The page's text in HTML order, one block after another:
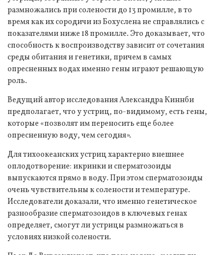
размножались при солености до 13 промилле, в то
время как их сородичи из Бохуслена не справлялись с
показателями ниже 18 промилле. Это доказывает, что
способность к воспроизводству зависит от сочетания
среды обитания и генетики, причем в самых
опресненных водах именно гены играют решающую
роль.
Ведущий автор исследования Александра Киннби
предполагает, что у устриц, по-видимому, есть гены,
которые «позволят им переносить еще более
опресненную воду, чем сегодня».
Для тихоокеанских устриц характерно внешнее
оплодотворение: икринки и сперматозоиды
выпускаются прямо в воду. При этом сперматозоиды
очень чувствительны к солености и температуре.
Исследователи доказали, что именно генетическое
разнообразие сперматозоидов в ключевых генах
определяет, смогут ли устрицы размножаться в
условиях низкой солености.